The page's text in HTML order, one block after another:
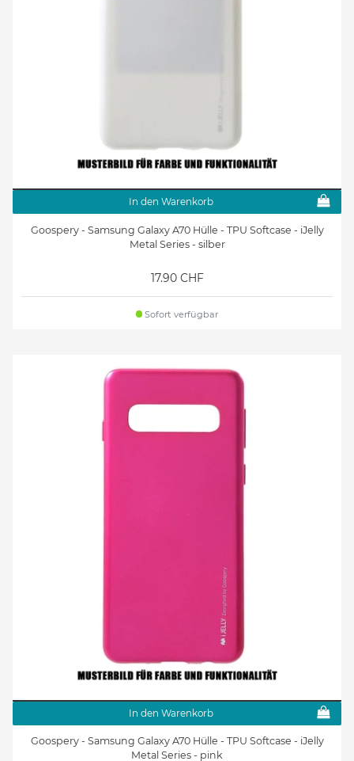
In den Warenkorb
Goospery - Samsung Galaxy A70 Hülle - TPU Softcase - iJelly
Metal Series - silber
17.90 CHF
Sofort verfügbar
In den Warenkorb
Goospery - Samsung Galaxy A70 Hülle - TPU Softcase - iJelly
Metal Series - pink